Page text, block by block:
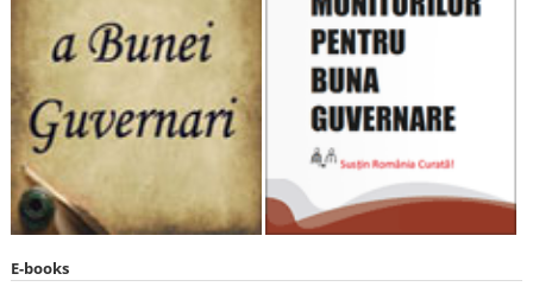
E-books